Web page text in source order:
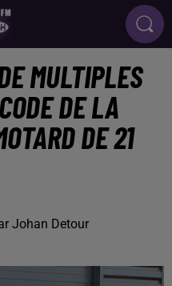
MULTIPLES
DE LA
DE 21
Johan Detour